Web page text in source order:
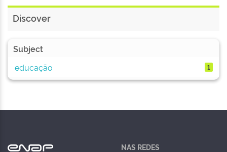
Discover
Subject
educação
1
NAS REDES